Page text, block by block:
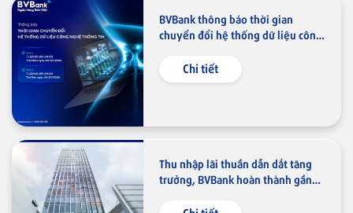
BVBank thông báo thời gian
chuyển đổi hệ thống dữ liệu công
Chi tiết
Thu nhập lãi thuần dẫn dắt tăng
trưởng, BVBank hoàn thành gần